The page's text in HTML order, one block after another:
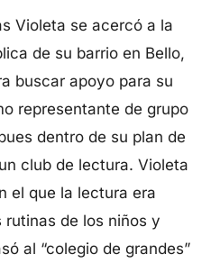
Violeta se acercó a la
de su barrio en Bello,
buscar apoyo para su
representante de grupo
dentro de su plan de
club de lectura. Violeta
el que la lectura era
de los niños y
al “colegio de grandes”